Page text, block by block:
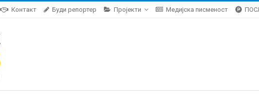
Контакт Буди репортер Пројекти Медијска писменост